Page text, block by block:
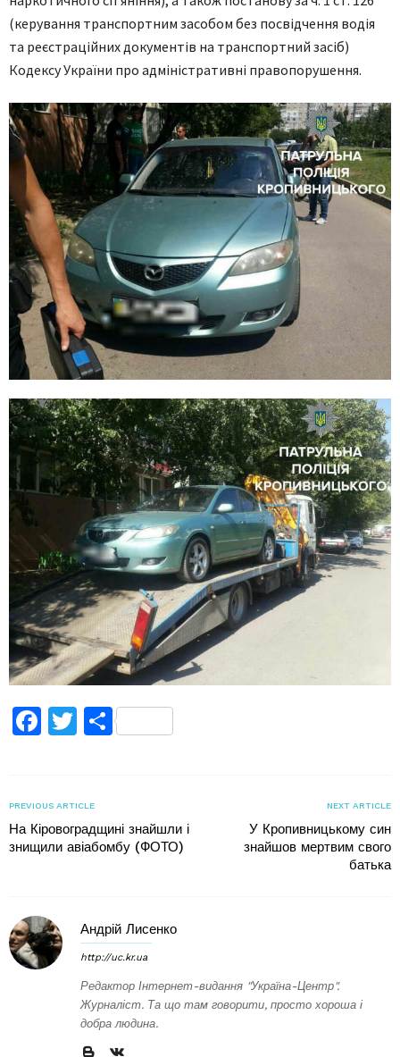
(керування транспортним засобом без посвідчення водія
та реєстраційних документів на транспортний засіб)
Кодексу України про адміністративні правопорушення.
Facebook
TwitterПоділитися
PREVIOUS ARTICLE
На Кіровоградщині знайшли і
знищили авіабомбу (ФОТО)
NEXT ARTICLE
У Кропивницькому син
знайшов мертвим свого
батька
Андрій Лисенко
http://uc.kr.ua
Редактор Інтернет-видання "Україна-Центр".
Журналіст. Та що там говорити, просто хороша і
добра людина.